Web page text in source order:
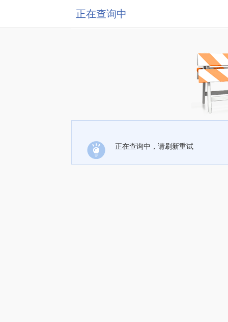
正在查询中
正在查询中，请刷新重试